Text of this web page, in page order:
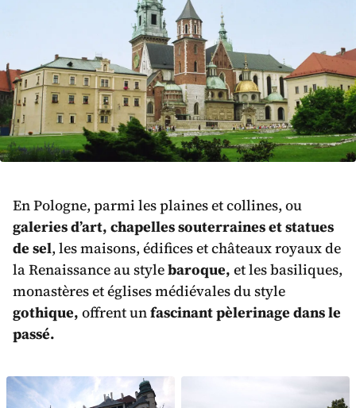
En Pologne, parmi les plaines et collines, ou
galeries d’art, chapelles souterraines et statues
de sel, les maisons, édifices et châteaux royaux de
la Renaissance au stylebaroque, et les basiliques,
monastères et églises médiévales du style
gothique, offrent unfascinant pèlerinage dans le
passé.